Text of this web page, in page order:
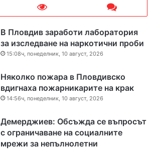
В Пловдив заработи лаборатория
за изследване на наркотични проби
15:08ч, понеделник, 10 август, 2026
Няколко пожара в Пловдивско
вдигнаха пожарникарите на крак
14:56ч, понеделник, 10 август, 2026
Демерджиев: Обсъжда се въпросът
с ограничаване на социалните
мрежи за непълнолетни